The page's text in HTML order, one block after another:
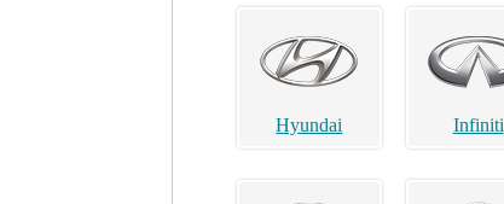
Hyundai Infiniti